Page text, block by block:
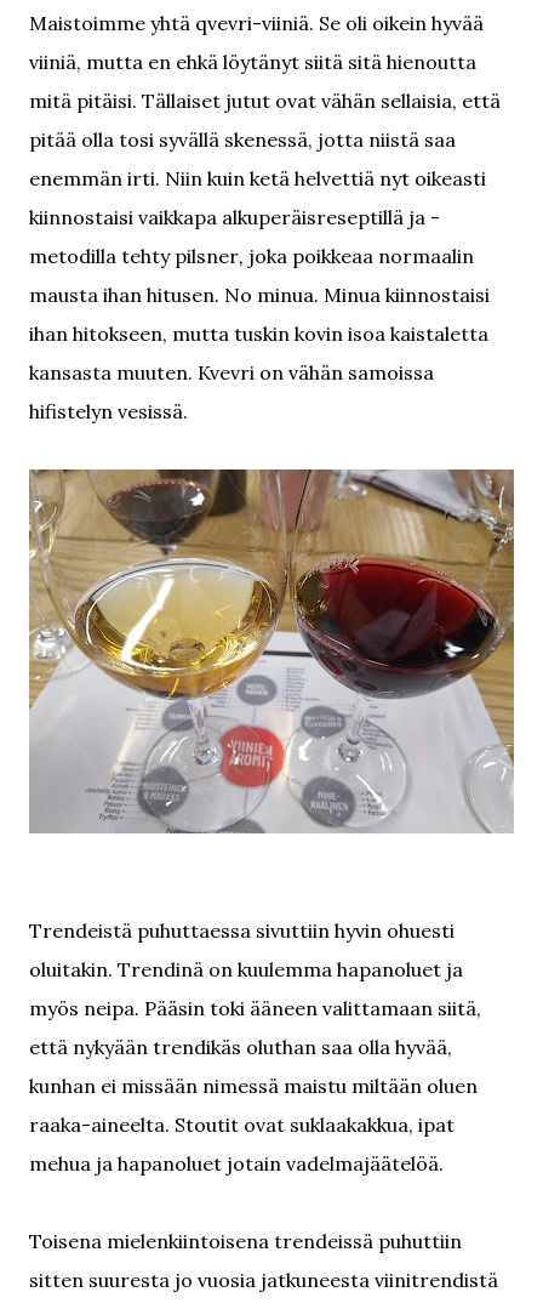
Maistoimme yhtä qvevri-viiniä. Se oli oikein hyvää
viiniä, mutta en ehkä löytänyt siitä sitä hienoutta
mitä pitäisi. Tällaiset jutut ovat vähän sellaisia, että
pitää olla tosi syvällä skenessä, jotta niistä saa
enemmän irti. Niin kuin ketä helvettiä nyt oikeasti
kiinnostaisi vaikkapa alkuperäisreseptillä ja -
metodilla tehty pilsner, joka poikkeaa normaalin
mausta ihan hitusen. No minua. Minua kiinnostaisi
ihan hitokseen, mutta tuskin kovin isoa kaistaletta
kansasta muuten. Kvevri on vähän samoissa
hifistelyn vesissä.
Trendeistä puhuttaessa sivuttiin hyvin ohuesti
oluitakin. Trendinä on kuulemma hapanoluet ja
myös neipa. Pääsin toki ääneen valittamaan siitä,
että nykyään trendikäs oluthan saa olla hyvää,
kunhan ei missään nimessä maistu miltään oluen
raaka-aineelta. Stoutit ovat suklaakakkua, ipat
mehua ja hapanoluet jotain vadelmajäätelöä.
Toisena mielenkiintoisena trendeissä puhuttiin
sitten suuresta jo vuosia jatkuneesta viinitrendistä